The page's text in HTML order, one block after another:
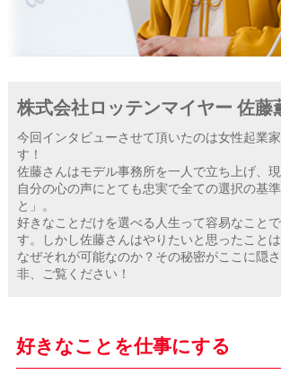
株式会社ロッテンマイヤー 佐藤
今回インタビューさせて頂いたのは女性起業
す！
佐藤さんはモデル事務所を一人で立ち上げ、現
自分の心の声にとても忠実で全ての選択の基
と」。
好きなことだけを選べる人生って容易なこと
す。しかし佐藤さんはやりたいと思ったことは
なぜそれが可能なのか？その秘密がここに隠
非、ご覧ください！
好きなことを仕事にする